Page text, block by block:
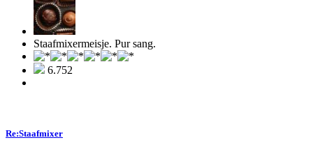
Staafmixermeisje. Pur sang.
6.752
Re:Staafmixer